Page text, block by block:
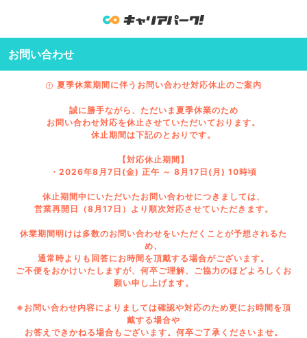
お問い合わせ
夏季休業期間に伴うお問い合わせ対応休止のご案内
誠に勝手ながら、ただいま夏季休業のため
お問い合わせ対応を休止させていただいております。
休止期間は下記のとおりです。
【対応休止期間】
・2026年8月7日(金) 正午 ～ 8月17日(月) 10時頃
休止期間中にいただいたお問い合わせにつきましては、
営業再開日（8月17日）より順次対応させていただきます。
休業期間明けは多数のお問い合わせをいただくことが予想されるた
め、
通常時よりも回答にお時間を頂戴する場合がございます。
ご不便をおかけいたしますが、何卒ご理解、ご協力のほどよろしくお
願い申し上げます。
※お問い合わせ内容によりましては確認や対応のため更にお時間を頂
戴する場合や
お答えできかねる場合もございます。何卒ご了承くださいませ。